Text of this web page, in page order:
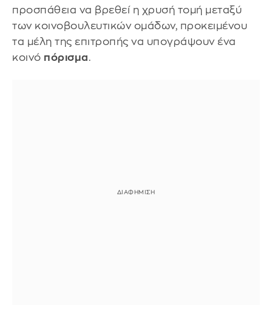
προσπάθεια να βρεθεί η χρυσή τομή μεταξύ
των κοινοβουλευτικών ομάδων, προκειμένου
τα μέλη της επιτροπής να υπογράψουν ένα
κοινό πόρισμα.